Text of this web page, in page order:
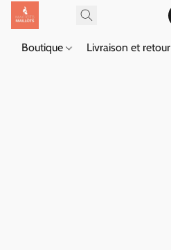
Boutique Livraison et retour